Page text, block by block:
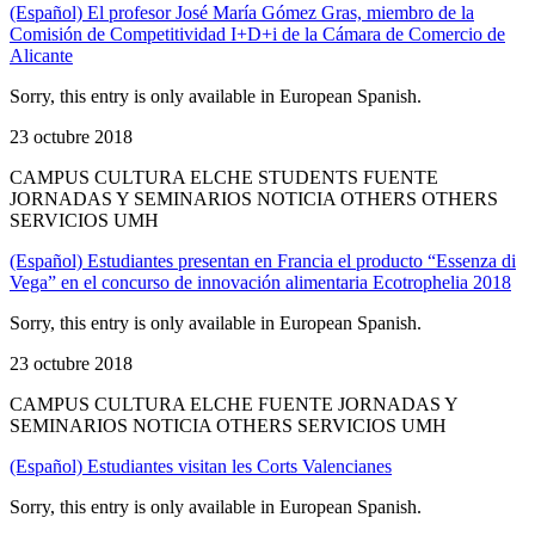
(Español) El profesor José María Gómez Gras, miembro de la
Comisión de Competitividad I+D+i de la Cámara de Comercio de
Alicante
Sorry, this entry is only available in European Spanish.
23 octubre 2018
CAMPUS CULTURA ELCHE STUDENTS FUENTE
JORNADAS Y SEMINARIOS NOTICIA OTHERS OTHERS
SERVICIOS UMH
(Español) Estudiantes presentan en Francia el producto “Essenza di
Vega” en el concurso de innovación alimentaria Ecotrophelia 2018
Sorry, this entry is only available in European Spanish.
23 octubre 2018
CAMPUS CULTURA ELCHE FUENTE JORNADAS Y
SEMINARIOS NOTICIA OTHERS SERVICIOS UMH
(Español) Estudiantes visitan les Corts Valencianes
Sorry, this entry is only available in European Spanish.